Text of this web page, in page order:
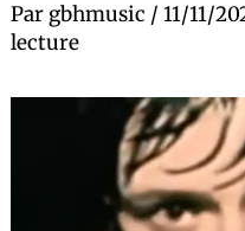
Par gbhmusic /11/11/
lecture